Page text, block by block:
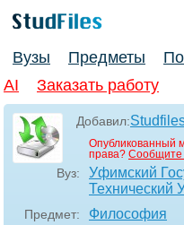
Вузы Предметы
AI
Заказать работу
Добавил:
Опубликованный
права? Сообщите
Вуз:
Уфимский
Технический
Предмет: Философия